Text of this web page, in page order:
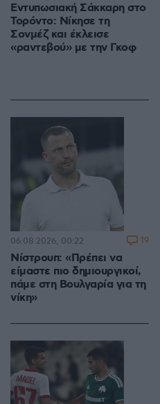
Εντυπωσιακή Σάκκαρη στο
Τορόντο: Νίκησε τη
Σονμέζ και έκλεισε
«ραντεβού» με την Γκοφ
Νίστρουπ: «Πρέπει να
είμαστε πιο δημιουργικοί,
πάμε στη Βουλγαρία για τη
νίκη»
06.08.2026, 00:22 19